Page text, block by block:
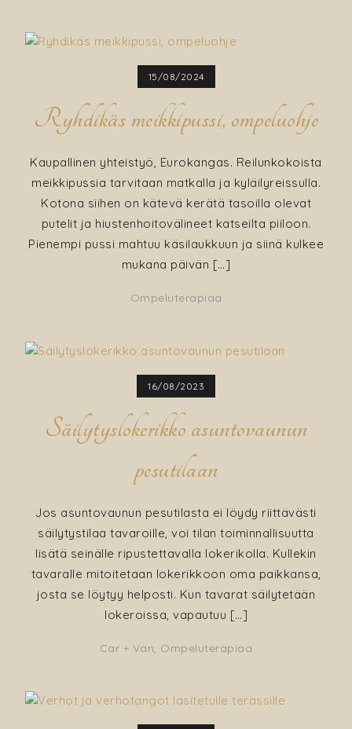
15/08/2024
Ryhdikäs meikkipussi, ompeluohje
Kaupallinen yhteistyö, Eurokangas. Reilunkokoista
meikkipussia tarvitaan matkalla ja kyläilyreissulla.
Kotona siihen on kätevä kerätä tasoilla olevat
putelit ja hiustenhoitovälineet katseilta piiloon.
Pienempi pussi mahtuu käsilaukkuun ja siinä kulkee
mukana päivän […]
Ompeluterapiaa
16/08/2023
Säilytyslokerikko asuntovaunun
pesutilaan
Jos asuntovaunun pesutilasta ei löydy riittävästi
säilytystilaa tavaroille, voi tilan toiminnallisuutta
lisätä seinälle ripustettavalla lokerikolla. Kullekin
tavaralle mitoitetaan lokerikkoon oma paikkansa,
josta se löytyy helposti. Kun tavarat säilytetään
lokeroissa, vapautuu […]
Car + Van, Ompeluterapiaa